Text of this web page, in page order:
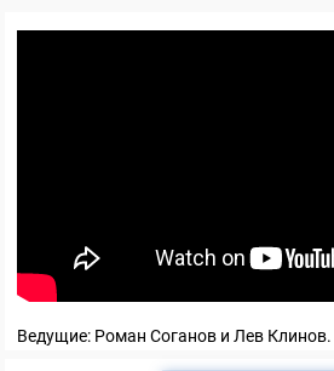
Ведущие: Роман Соганов и Лев Клинов.